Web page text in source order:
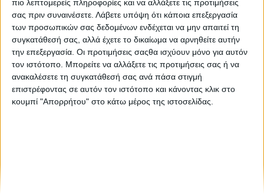
πιο λεπτομερείς πληροφορίες και να αλλάξετε τις προτιμήσεις
σας πριν συναινέσετε. Λάβετε υπόψη ότι κάποια επεξεργασία
των προσωπικών σας δεδομένων ενδέχεται να μην απαιτεί τη
συγκατάθεσή σας, αλλά έχετε το δικαίωμα να αρνηθείτε αυτήν
την επεξεργασία. Οι προτιμήσεις σαςθα ισχύουν μόνο για αυτόν
τον ιστότοπο. Μπορείτε να αλλάξετε τις προτιμήσεις σας ή να
ανακαλέσετε τη συγκατάθεσή σας ανά πάσα στιγμή
επιστρέφοντας σε αυτόν τον ιστότοπο και κάνοντας κλικ στο
κουμπί "Απορρήτου" στο κάτω μέρος της ιστοσελίδας.
Οι Kawasaki Heavy Industries και Nvidia ανακοίνωσαν μια
σημαντικότατη νέα συνέργεια, καθώς θα αναπτύξουν από
κοινού ένα νέο κέντρο ρομποτικής έρευνας στις ΗΠΑ και
συγκεκριμένα στην πόλη San Jose της C...